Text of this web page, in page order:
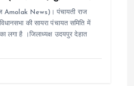
Amolak News)। पंचायती राज
की सायरा पंचायत समिति में
लगा है ।जिलाध्यक्ष उदयपुर देहात